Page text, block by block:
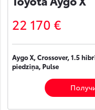
22 170 €
Aygo X, Crossover, 1.5
piedziņa, Pulse